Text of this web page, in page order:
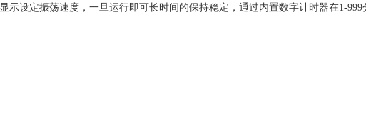
示设定振荡速度，一旦运行即可长时间的保持稳定，通过内置数字计时器在1-